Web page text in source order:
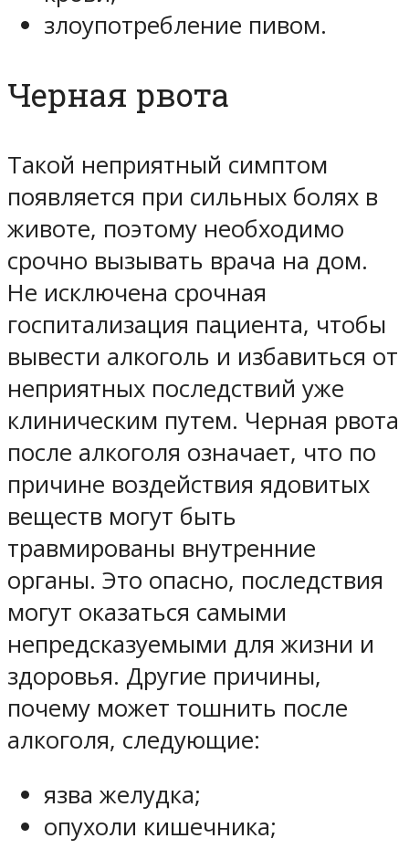
злоупотребление пивом.
Черная рвота
Такой неприятный симптом
появляется при сильных болях в
животе, поэтому необходимо
срочно вызывать врача на дом.
Не исключена срочная
госпитализация пациента, чтобы
вывести алкоголь и избавиться от
неприятных последствий уже
клиническим путем. Черная рвота
после алкоголя означает, что по
причине воздействия ядовитых
веществ могут быть
травмированы внутренние
органы. Это опасно, последствия
могут оказаться самыми
непредсказуемыми для жизни и
здоровья. Другие причины,
почему может тошнить после
алкоголя, следующие:
язва желудка;
опухоли кишечника;